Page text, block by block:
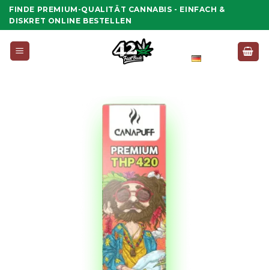
Zum
Inhalt
FINDE PREMIUM-QUALITÄT CANNABIS - EINFACH &
DISKRET ONLINE BESTELLEN